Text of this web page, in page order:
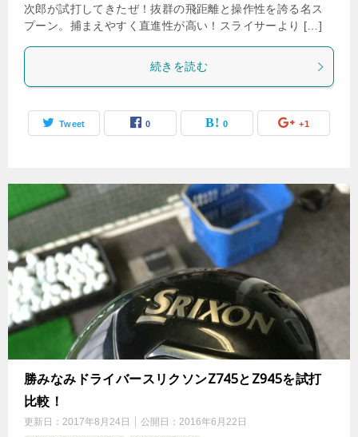
次郎が試打してきたぜ！抜群の飛距離と操作性を誇る名ス
プーン。捕まえやすく直進性が高い！スライサーより […]
続きを読む
Tweet 0 0 +1
勝みなみドライバースリクソンZ745とZ945を試打
比較！
更新日： 2017年8月24日 公開日： 2016年6月22日